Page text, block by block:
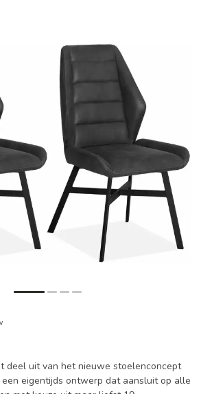
deel uit van het nieuwe stoelenconcept
eigentijds ontwerp dat aansluit op alle